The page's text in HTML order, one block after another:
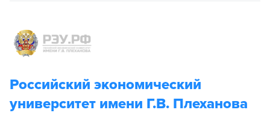
Российский экономический
университет имени Г.В. Плеханова